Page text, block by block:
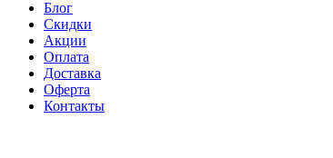
Блог
Скидки
Акции
Оплата
Доставка
Оферта
Контакты